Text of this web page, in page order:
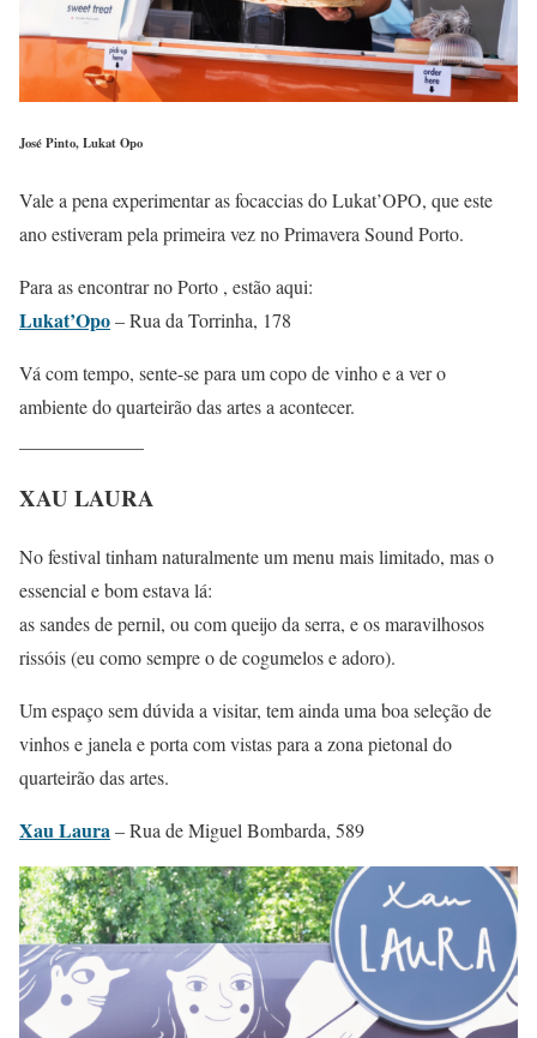
José Pinto, Lukat Opo
Vale a pena experimentar as focaccias do Lukat’OPO, que este
ano estiveram pela primeira vez no Primavera Sound Porto.
Para as encontrar no Porto , estão aqui:
Lukat’Opo– Rua da Torrinha, 178
Vá com tempo, sente-se para um copo de vinho e a ver o
ambiente do quarteirão das artes a acontecer.
XAU LAURA
No festival tinham naturalmente um menu mais limitado, mas o
essencial e bom estava lá:
as sandes de pernil, ou com queijo da serra, e os maravilhosos
rissóis (eu como sempre o de cogumelos e adoro).
Um espaço sem dúvida a visitar, tem ainda uma boa seleção de
vinhos e janela e porta com vistas para a zona pietonal do
quarteirão das artes.
Xau Laura– Rua de Miguel Bombarda, 589